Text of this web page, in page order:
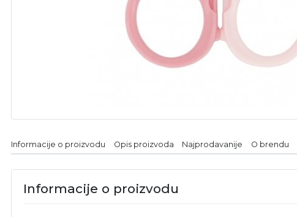
Informacije o proizvodu Opis proizvoda Najprodavanije O brendu
Informacije o proizvodu